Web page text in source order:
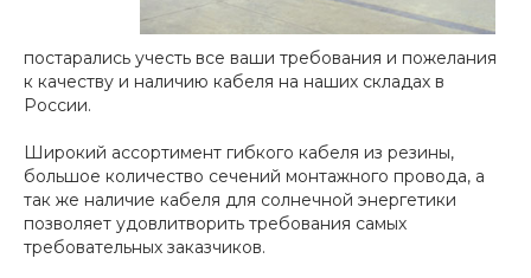
постарались учесть все ваши требования и пожелания
к качеству и наличию кабеля на наших складах в
России.
Широкий ассортимент гибкого кабеля из резины,
большое количество сечений монтажного провода, а
так же наличие кабеля для солнечной энергетики
позволяет удовлитворить требования самых
требовательных заказчиков.